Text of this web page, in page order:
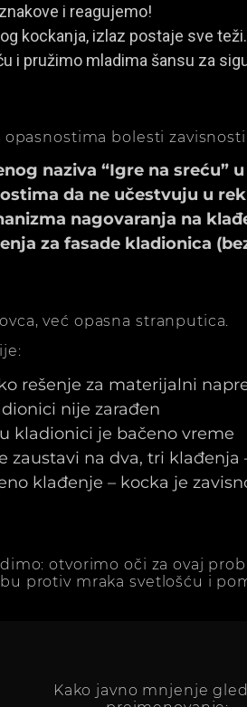
i reagujemo!
kockanja, izlaz postaje sve teži.
i pružimo mladima šansu za
opasnostima bolesti
naziva “Igre na sreću”
da ne učestvuju u
nagovaranja na
za fasade kladionica
već opasna stranputica.
rešenje za materijalni
nije zarađen
kladionici je bačeno vreme
zaustavi na dva, tri klađenja
klađenje – kocka je
otvorimo oči za ovaj
protiv mraka svetlošću i
Kako javno mnjenje